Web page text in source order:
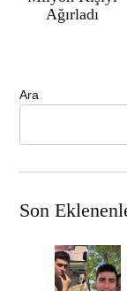
Ağırladı
Ara
Son